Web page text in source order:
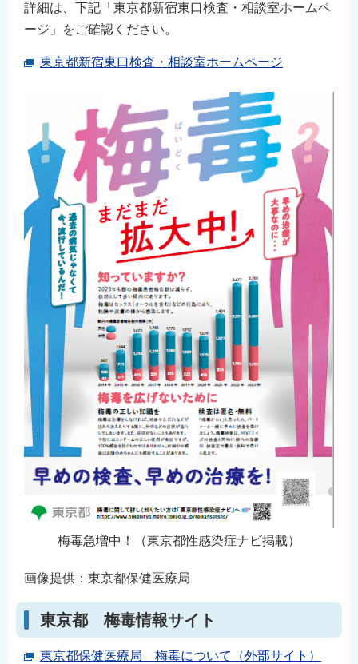
詳細は、下記「東京都新宿東口検査・相談室ホームペ
ージ」をご確認ください。
東京都新宿東口検査・相談室ホームページ
梅毒急増中！（東京都性感染症ナビ掲載）
画像提供：東京都保健医療局
東京都 梅毒情報サイト
東京都保健医療局 梅毒について（外部サイト）